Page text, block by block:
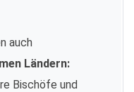
auch
Ländern:
Bischöfe und